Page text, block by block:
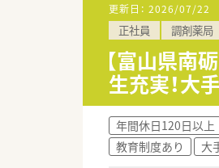
【こん
■子育
■充実
■地域
【こん
■残業
■複数
■未経
更新日： 2026/07/22
正社員 調剤薬局
【富山県南
生充実！大
年間休日120日以上
教育制度あり
大